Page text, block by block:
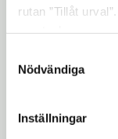
rutan ”Tillåt
"Visa detaljer"
hur vi och våra
Nödvändiga
Inställningar
ekonomi